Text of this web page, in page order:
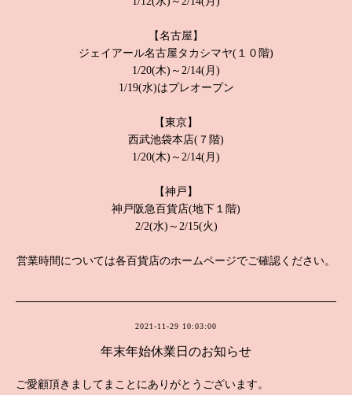
【名古屋】
ジェイアール名古屋タカシマヤ(１０階)
1/20(木)～2/14(月)
1/19(水)はプレオープン
【東京】
西武池袋本店(７階)
1/20(木)～2/14(月)
【神戸】
神戸阪急百貨店(地下１階)
2/2(水)～2/15(火)
営業時間については各百貨店のホームページでご確認ください。
2021-11-29 10:03:00
年末年始休業日のお知らせ
ご愛顧頂きましてまことにありがとうございます。